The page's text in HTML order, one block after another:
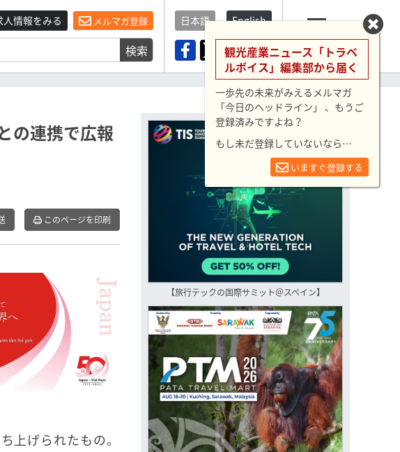
人情報をみる メルマガ登録
検索
日本語 English
メニュー
の連携で広報
このページを印刷
上げられたもの。
【旅行テックの国際サミット＠スペイン】
観光産業ニュース「トラベ
ルボイス」編集部から届く
一歩先の未来がみえるメルマガ
「今日のヘッドライン」 、もうご
登録済みですよね？
もし未だ登録していないなら…
いますぐ登録する